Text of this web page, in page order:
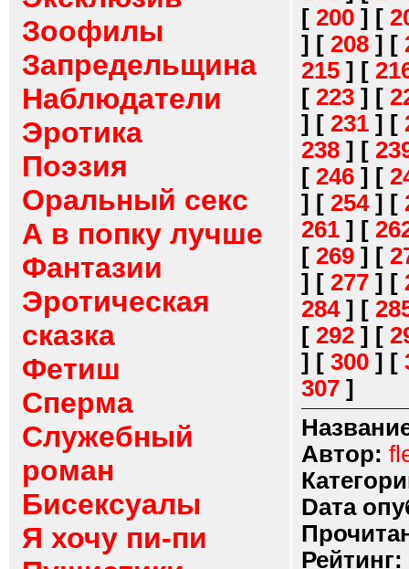
Зоофилы
Запредельщина
Наблюдатели
Эротика
Поэзия
Оральный секс
А в попку лучше
Фантазии
Эротическая
сказка
Фетиш
Сперма
Служебный
роман
Бисексуалы
Я хочу пи-пи
[ 200 ] [
] [ 208 ] [
215 ] [
[ 223 ] [
] [ 231 ] [
238 ] [
[ 246 ] [
] [ 254] [
261 ] [
[ 269 ] [
] [ 277 ] [
284] [
[ 292 ] [
] [ 300 ] [
307 ]
Автор:
Dата
Рейтинг: